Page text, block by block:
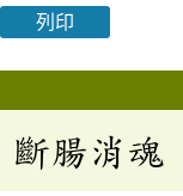
列印
斷腸消魂